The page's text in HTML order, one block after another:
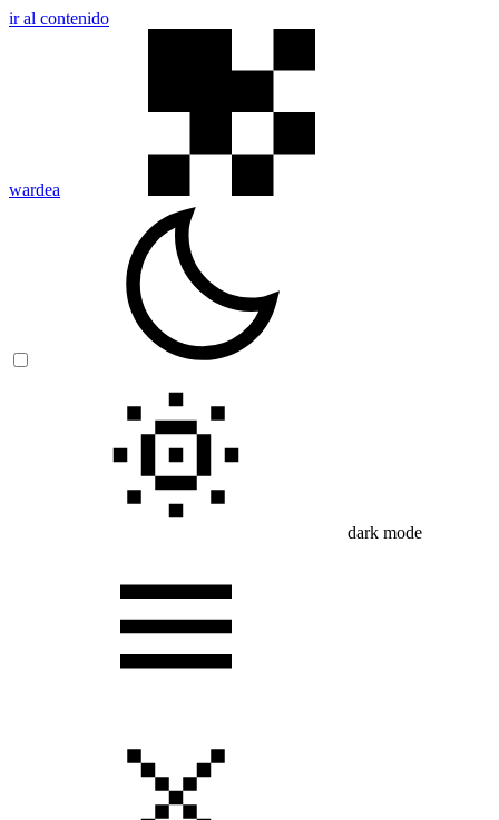
ir al contenido
wardea
dark mode